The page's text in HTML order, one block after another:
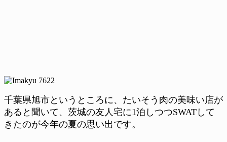
千葉県旭市というところに、たいそう肉の美味い店が
あると聞いて、茨城の友人宅に1泊しつつSWATして
きたのが今年の夏の思い出です。